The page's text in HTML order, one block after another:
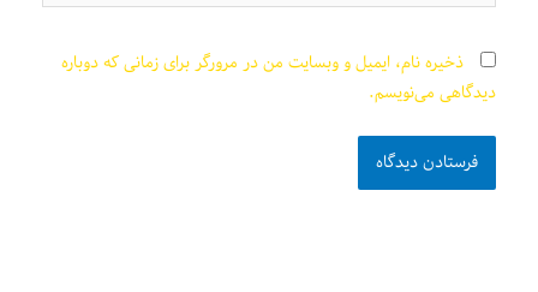
ذخیره نام، ایمیل و وبسایت من در مرورگر برای زمانی که دوباره
دیدگاهی می‌نویسم.